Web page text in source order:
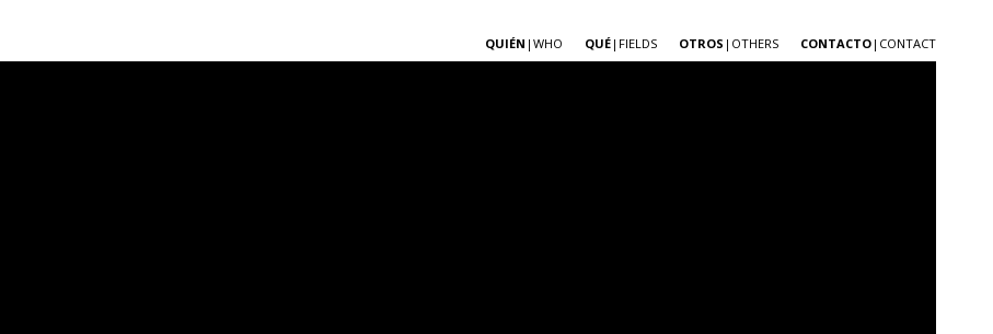
QUIÉN |WHO QUÉ |FIELDS OTROS |OTHERS CONTACTO |CONTACT